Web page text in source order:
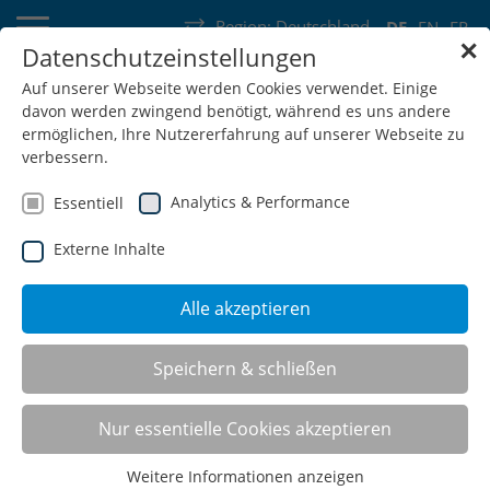
DE EN FR
Region: Deutschland
Deutschland Schweiz Österreich Belgien Frankreich
Luxemburg Niederlande Wallonie
SHOP
CNC-Schränke
Flügeltürenschränke mit oder ohne Sichtfenster, Aufsatz-
oder Hochschränke mit Rollladen und der optional elektrisch
bedienbare RotaRex®-Schrank optimieren die
✕
Datenschutzeinstellungen
Auf unserer Webseite werden Cookies verwendet. Einige
davon werden zwingend benötigt, während es uns andere
ermöglichen, Ihre Nutzererfahrung auf unserer Webseite zu
verbessern.
Essentiell Analytics & Performance
Externe Inhalte
Alle akzeptieren
Speichern & schließen
Nur essentielle Cookies akzeptieren
Weitere Informationen anzeigen